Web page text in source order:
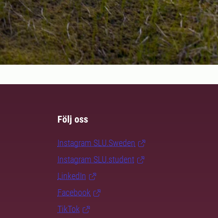
Följ oss
Instagram SLU.Sweden
Instagram SLU.student
LinkedIn
Facebook
TikTok